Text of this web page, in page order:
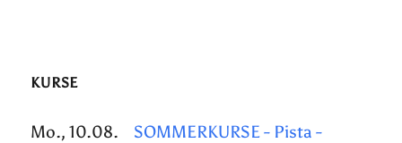
KURSE
Mo., 10.08.
SOMMERKURSE - Pista -